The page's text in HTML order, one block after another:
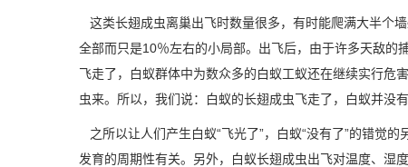
这类长翅成虫离巢出飞时数量很多，有时能爬满大半个
全部而只是10％左右的小局部。出飞后，由于许多天敌的
飞走了，白蚁群体中为数众多的白蚁工蚁还在继续实行
虫来。所以，我们说：白蚁的长翅成虫飞走了，白蚁并没
之所以让人们产生白蚁“飞光了”，白蚁“没有了”的错觉
发育的周期性有关。另外，白蚁长翅成虫出飞对温度、湿